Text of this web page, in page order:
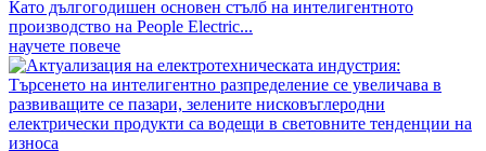
Като дългогодишен основен стълб на интелигентното
производство на People Electric...
научете повече